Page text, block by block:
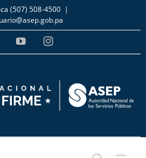
Skip
to
content
(507) 508-4500 |
YouTubeInstagram